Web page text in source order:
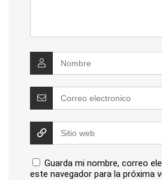
Guarda mi nombre, correo
este navegador para la próxima